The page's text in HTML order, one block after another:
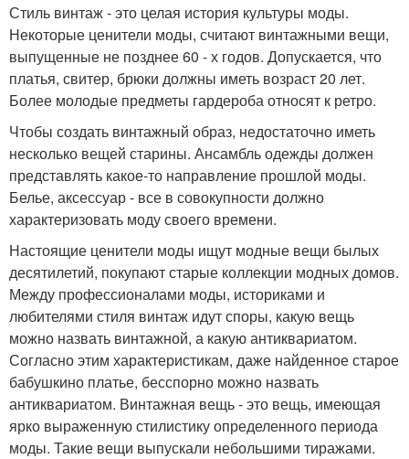
Стиль винтаж - это целая история культуры моды.
Некоторые ценители моды, считают винтажными вещи,
выпущенные не позднее 60 - х годов. Допускается, что
платья, свитер, брюки должны иметь возраст 20 лет.
Более молодые предметы гардероба относят к ретро.
Чтобы создать винтажный образ, недостаточно иметь
несколько вещей старины. Ансамбль одежды должен
представлять какое-то направление прошлой моды.
Белье, аксессуар - все в совокупности должно
характеризовать моду своего времени.
Настоящие ценители моды ищут модные вещи былых
десятилетий, покупают старые коллекции модных домов.
Между профессионалами моды, историками и
любителями стиля винтаж идут споры, какую вещь
можно назвать винтажной, а какую антиквариатом.
Согласно этим характеристикам, даже найденное старое
бабушкино платье, бесспорно можно назвать
антиквариатом. Винтажная вещь - это вещь, имеющая
ярко выраженную стилистику определенного периода
моды. Такие вещи выпускали небольшими тиражами.